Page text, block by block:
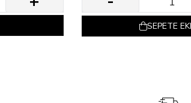
SEPETE